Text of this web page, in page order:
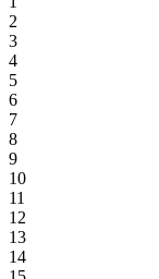
2
3
4
5
6
7
8
9
10
11
12
13
14